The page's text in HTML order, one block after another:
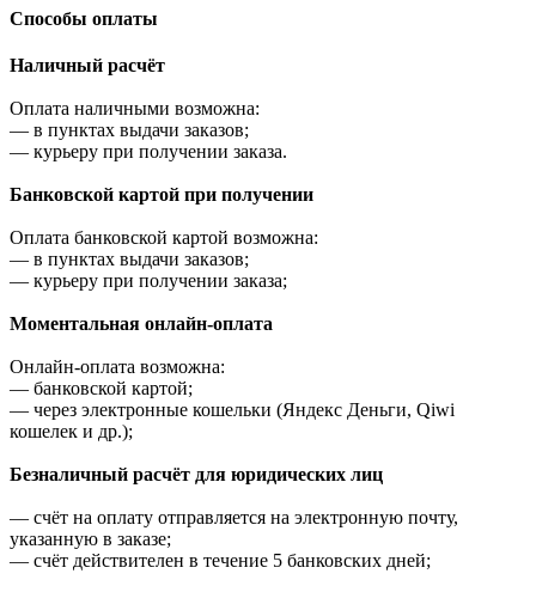
Cпособы оплаты
Наличный расчёт
Оплата наличными возможна:
— в пунктах выдачи заказов;
— курьеру при получении заказа.
Банковской картой при получении
Оплата банковской картой возможна:
— в пунктах выдачи заказов;
— курьеру при получении заказа;
Моментальная онлайн-оплата
Онлайн-оплата возможна:
— банковской картой;
— через электронные кошельки (Яндекс Деньги, Qiwi
кошелек и др.);
Безналичный расчёт для юридических лиц
— счёт на оплату отправляется на электронную почту,
указанную в заказе;
— счёт действителен в течение 5 банковских дней;